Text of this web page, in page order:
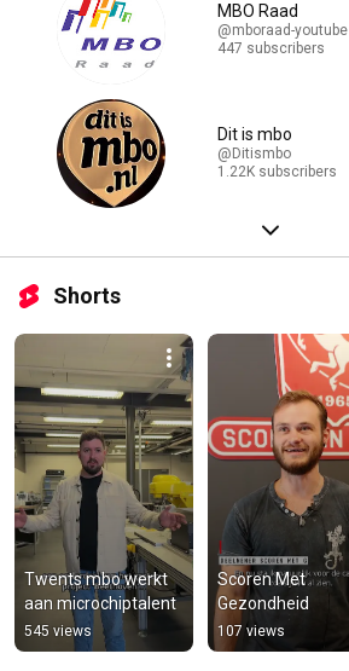
MBO Raad
@mboraad-youtube
447 subscribers
Dit is mbo
@Ditismbo
1.22K subscribers
Shorts
Twents mbo werkt
aan microchiptalent
545 views
Scoren Met
Gezondheid
107 views